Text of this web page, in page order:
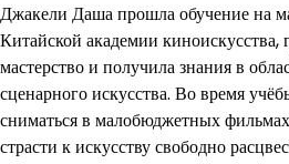
Джакели Даша прошла обучение на
Китайской академии киноискусства,
мастерство и получила знания в
сценарного искусства. Во время
сниматься в малобюджетных
страсти к искусству свободно